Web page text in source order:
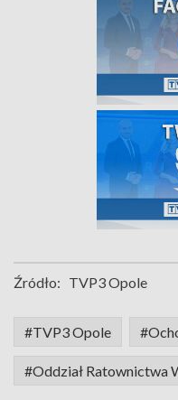
Źródło: TVP3 Opole
#TVP3 Opole
#Oddział Ratownictwa